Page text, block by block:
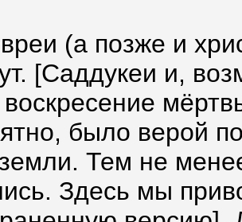
(а позже и
[Саддукеи и,
было верой
Тем не
Здесь мы